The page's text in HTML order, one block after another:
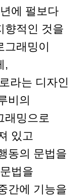
에 펄보다
향적인 것을
그래밍이
,
라는 디자인
비의
래밍으로
있고
동의 문법을
법을
간에 기능을